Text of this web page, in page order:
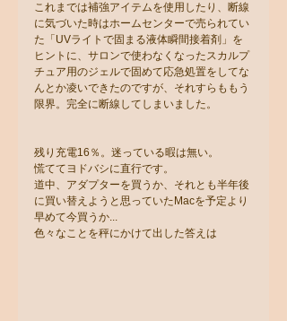
これまでは補強アイテムを使用したり、断線
に気づいた時はホームセンターで売られてい
た「UVライトで固まる液体瞬間接着剤」を
ヒントに、サロンで使わなくなったスカルプ
チュア用のジェルで固めて応急処置をしてな
んとか凌いできたのですが、それすらももう
限界。完全に断線してしまいました。
残り充電16％。迷っている暇は無い。
慌ててヨドバシに直行です。
道中、アダプターを買うか、それとも半年後
に買い替えようと思っていたMacを予定より
早めて今買うか...
色々なことを秤にかけて出した答えは